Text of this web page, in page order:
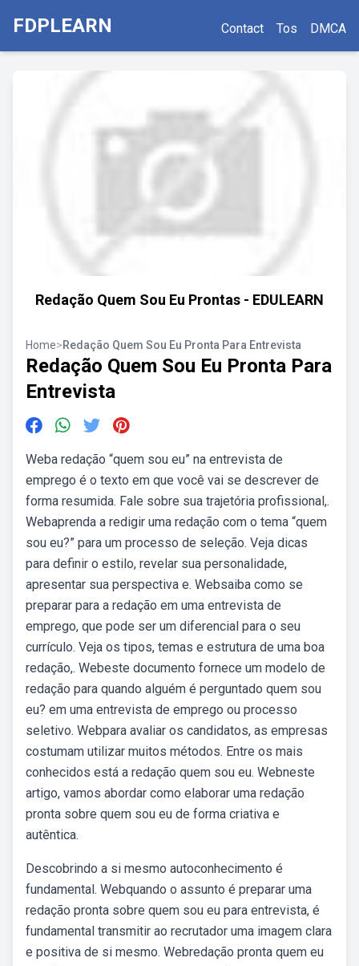
FDPLEARN Contact Tos DMCA
Redação Quem Sou Eu Prontas - EDULEARN
Home>Redação Quem Sou Eu Pronta Para Entrevista
Redação Quem Sou Eu Pronta Para
Entrevista
Weba redação “quem sou eu” na entrevista de
emprego é o texto em que você vai se descrever de
forma resumida. Fale sobre sua trajetória profissional,.
Webaprenda a redigir uma redação com o tema “quem
sou eu?” para um processo de seleção. Veja dicas
para definir o estilo, revelar sua personalidade,
apresentar sua perspectiva e. Websaiba como se
preparar para a redação em uma entrevista de
emprego, que pode ser um diferencial para o seu
currículo. Veja os tipos, temas e estrutura de uma boa
redação,. Webeste documento fornece um modelo de
redação para quando alguém é perguntado quem sou
eu? em uma entrevista de emprego ou processo
seletivo. Webpara avaliar os candidatos, as empresas
costumam utilizar muitos métodos. Entre os mais
conhecidos está a redação quem sou eu. Webneste
artigo, vamos abordar como elaborar uma redação
pronta sobre quem sou eu de forma criativa e
autêntica.
Descobrindo a si mesmo autoconhecimento é
fundamental. Webquando o assunto é preparar uma
redação pronta sobre quem sou eu para entrevista, é
fundamental transmitir ao recrutador uma imagem clara
e positiva de si mesmo. Webredação pronta quem eu